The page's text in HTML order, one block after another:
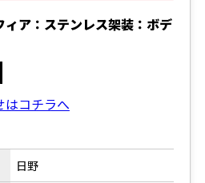
ィア：ステンレス架装：ボデ
コチラへ
日野